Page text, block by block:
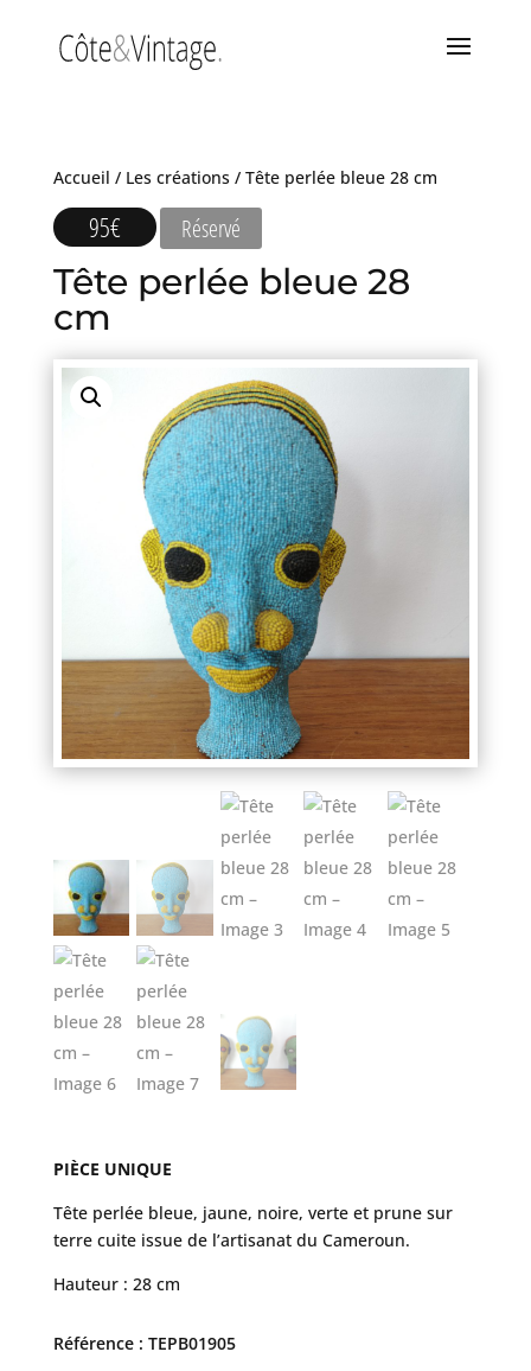
Accueil / Les créations/ Tête perlée bleue 28 cm
95€ Réservé
Tête perlée bleue 28
cm
PIÈCE UNIQUE
Tête perlée bleue, jaune, noire, verte et prune sur
terre cuite issue de l’artisanat du Cameroun.
Hauteur : 28 cm
Référence : TEPB01905